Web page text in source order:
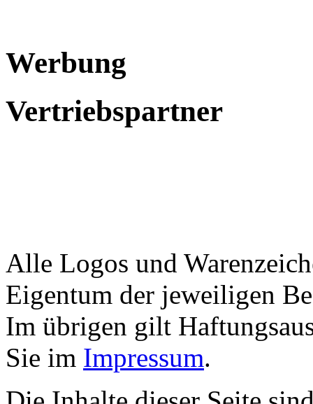
Werbung
Vertriebspartner
Alle Logos und
Eigentum der jeweiligen
Im übrigen gilt
Sie im Impressum.